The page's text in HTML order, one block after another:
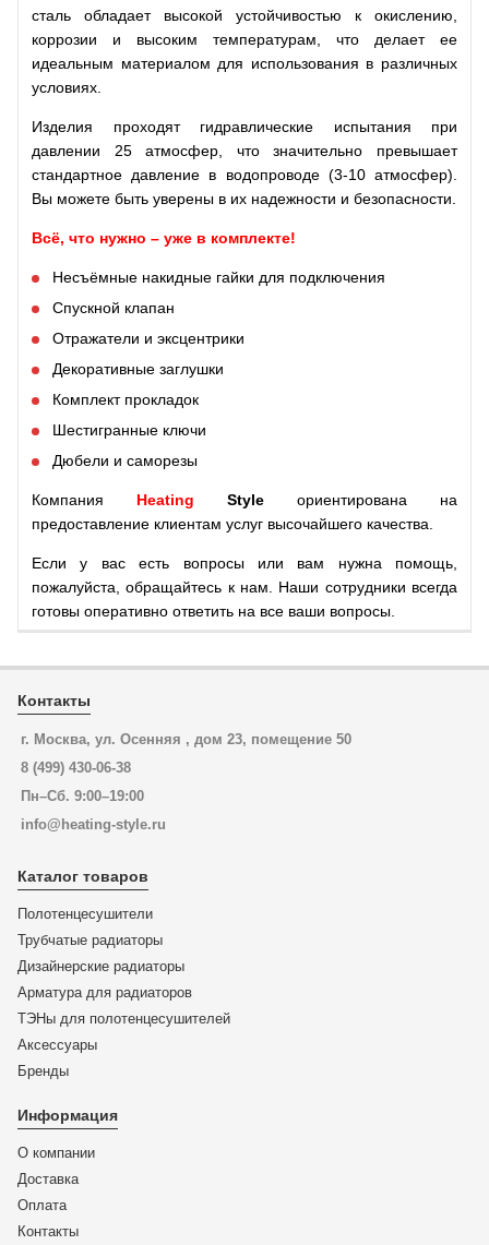
сталь обладает высокой устойчивостью к окислению,
коррозии и высоким температурам, что делает ее
идеальным материалом для использования в различных
условиях.
Изделия проходят гидравлические испытания при
давлении 25 атмосфер, что значительно превышает
стандартное давление в водопроводе (3-10 атмосфер).
Вы можете быть уверены в их надежности и безопасности.
Всё, что нужно – уже в комплекте!
Несъёмные накидные гайки для подключения
Спускной клапан
Отражатели и эксцентрики
Декоративные заглушки
Комплект прокладок
Шестигранные ключи
Дюбели и саморезы
Компания Heating Style ориентирована на
предоставление клиентам услуг высочайшего качества.
Если у вас есть вопросы или вам нужна помощь,
пожалуйста, обращайтесь к нам. Наши сотрудники всегда
готовы оперативно ответить на все ваши вопросы.
Контакты
г. Москва, ул. Осенняя , дом 23, помещение 50
8 (499) 430-06-38
Пн–Сб. 9:00–19:00
info@heating-style.ru
Каталог товаров
Полотенцесушители
Трубчатые радиаторы
Дизайнерские радиаторы
Арматура для радиаторов
ТЭНы для полотенцесушителей
Аксессуары
Бренды
Информация
О компании
Доставка
Оплата
Контакты